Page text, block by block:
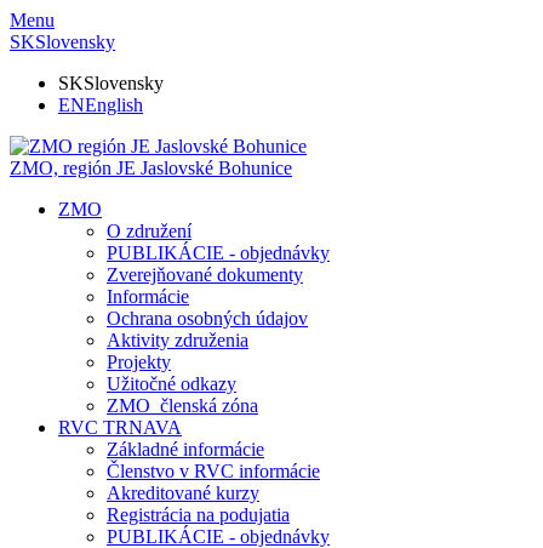
Menu
SKSlovensky
SKSlovensky
ENEnglish
ZMO, región JE Jaslovské Bohunice
ZMO
O združení
PUBLIKÁCIE - objednávky
Zverejňované dokumenty
Informácie
Ochrana osobných údajov
Aktivity združenia
Projekty
Užitočné odkazy
ZMO_členská zóna
RVC TRNAVA
Základné informácie
Členstvo v RVC informácie
Akreditované kurzy
Registrácia na podujatia
PUBLIKÁCIE - objednávky